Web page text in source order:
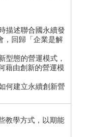
描述聯合國永續發
，回歸「企業是解
型態的營運模式，
藉由創新的營運模
何建立永續創新營
教學方式，以期能